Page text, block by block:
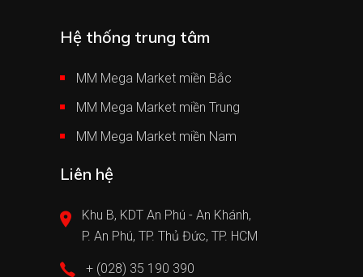
Hệ thống trung tâm
MM Mega Market miền Bắc
MM Mega Market miền Trung
MM Mega Market miền Nam
Liên hệ
Khu B, KDT An Phú - An Khánh,
P. An Phú, TP. Thủ Đức, TP. HCM
+ (028) 35 190 390